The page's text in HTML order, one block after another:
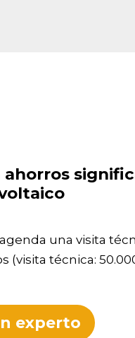
una visita
técnica:
experto